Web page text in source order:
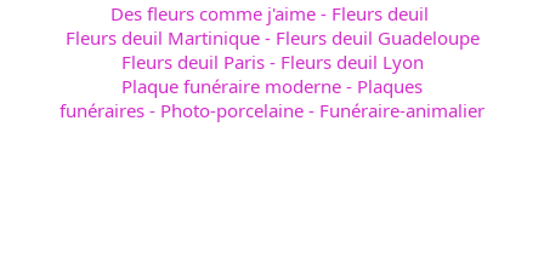
Des fleurs comme j'aime - Fleurs deuil
Fleurs deuil Martinique- Fleurs deuil Guadeloupe
Fleurs deuil Paris- Fleurs deuil Lyon
Plaque funéraire moderne - Plaques
funéraires - Photo-porcelaine - Funéraire-animalier